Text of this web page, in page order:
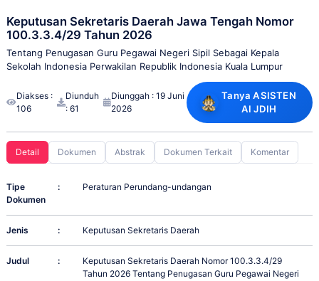
Keputusan Sekretaris Daerah Jawa Tengah Nomor
100.3.3.4/29 Tahun 2026
Tentang Penugasan Guru Pegawai Negeri Sipil Sebagai Kepala
Sekolah Indonesia Perwakilan Republik Indonesia Kuala Lumpur
Diakses :
106
Diunduh
: 61
Diunggah : 19 Juni
2026
Tanya ASISTEN
AI JDIH
Detail Dokumen Abstrak Dokumen Terkait Komentar
Tipe
Dokumen
: Peraturan Perundang-undangan
Jenis : Keputusan Sekretaris Daerah
Judul :
Keputusan Sekretaris Daerah Nomor 100.3.3.4/29
Tahun 2026 Tentang Penugasan Guru Pegawai Negeri